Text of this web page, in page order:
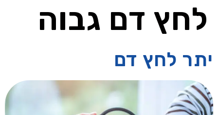
לחץ דם גבוה
יתר לחץ דם